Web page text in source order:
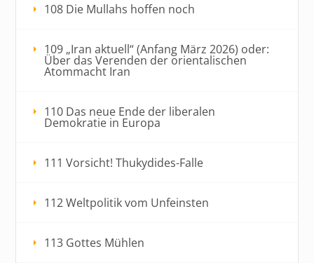
108 Die Mullahs hoffen noch
109 „Iran aktuell“ (Anfang März 2026) oder:
Über das Verenden der orientalischen
Atommacht Iran
110 Das neue Ende der liberalen
Demokratie in Europa
111 Vorsicht! Thukydides-Falle
112 Weltpolitik vom Unfeinsten
113 Gottes Mühlen